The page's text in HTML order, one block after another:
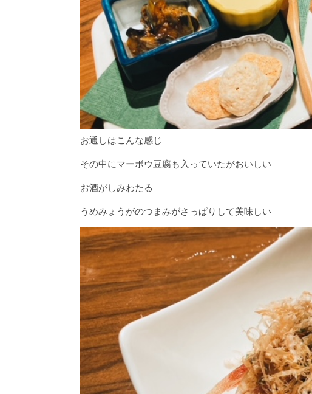
お通しはこんな感じ
その中にマーボウ豆腐も入っていたがおいしい
お酒がしみわたる
うめみょうがのつまみがさっぱりして美味しい